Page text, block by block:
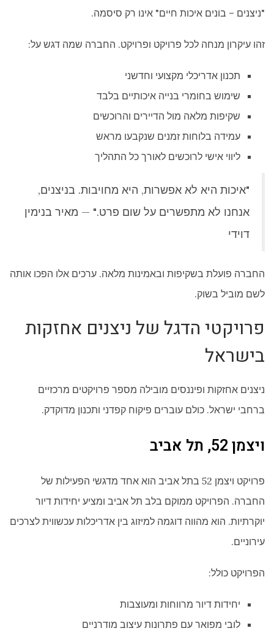
"ניצנים – בונים איכות חיים" אינו רק סיסמה.
זהו עיקרון מנחה לכל פרויקט ופרויקט. החברה שמה דגש על:
תכנון אדריכלי מקצועי וחדשני
שימוש בחומרי בנייה איכותיים בלבד
שקיפות מלאה מול הדיירים והרוכשים
עמידה בלוחות זמנים שנקבעו מראש
ליווי אישי לרוכשים לאורך כל התהליך
"איכות היא לא אפשרות, היא מחויבות. בניצנים,
אנחנו לא מתפשרים על שום פרט." — מאיר בנימין
דוידי
החברה פועלת בשקיפות ובאמינות מלאה. ערכים אלו הפכו אותה
לשם מוביל בשוק.
פרויקטי הדגל של ניצנים אחזקות
בישראל
ניצנים אחזקות ופיננסים מובילה מספר פרויקטים מרכזיים
ברחבי ישראל. כולם עוברים פיקוח קפדני ותכנון מדוקדק.
ויצמן 52, תל אביב
פרויקט ויצמן 52 בתל אביב הוא אחד מדגשי הפעילות של
החברה. הפרויקט ממוקם בלב תל אביב ומציע יחידות דיור
יוקרתיות. הוא מהווה דוגמה למיזוג בין אדריכלות עכשווית לצרכים
עירוניים.
הפרויקט כולל:
יחידות דיור מרווחות ומעוצבות
לובי מפואר עם פתרונות עיצוב מודרניים